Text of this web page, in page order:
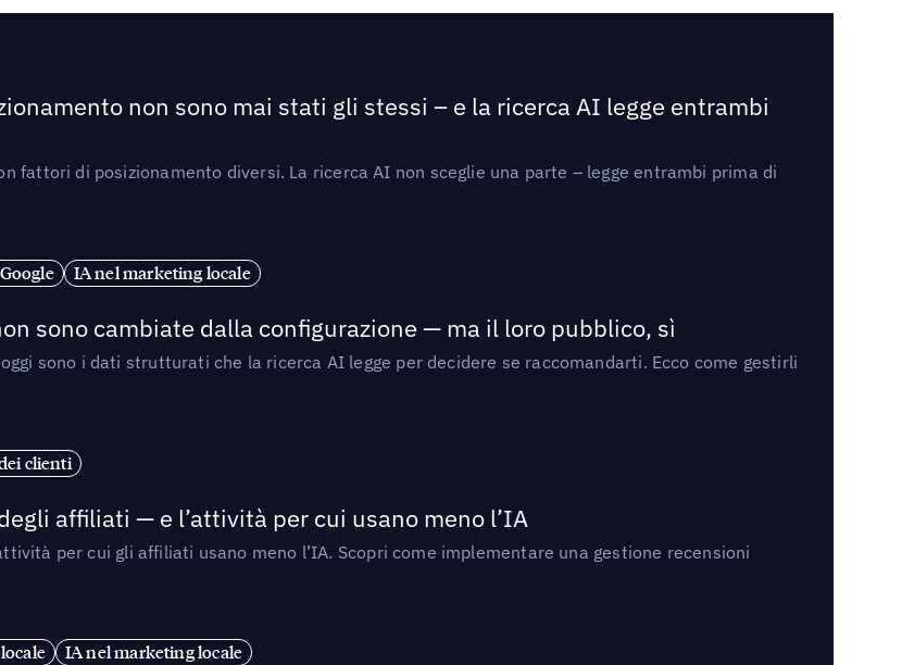
non sono mai stati gli stessi – e la ricerca AI legge entrambi
fattori di posizionamento diversi. La ricerca AI non sceglie una parte – legge entrambi prima di
IA nel marketing locale
sono cambiate dalla configurazione — ma il loro pubblico, sì
sono i dati strutturati che la ricerca AI legge per decidere se raccomandarti. Ecco come gestirli
clienti
affiliati — e l’attività per cui usano meno l’IA
per cui gli affiliati usano meno l’IA. Scopri come implementare una gestione recensioni
IA nel marketing locale